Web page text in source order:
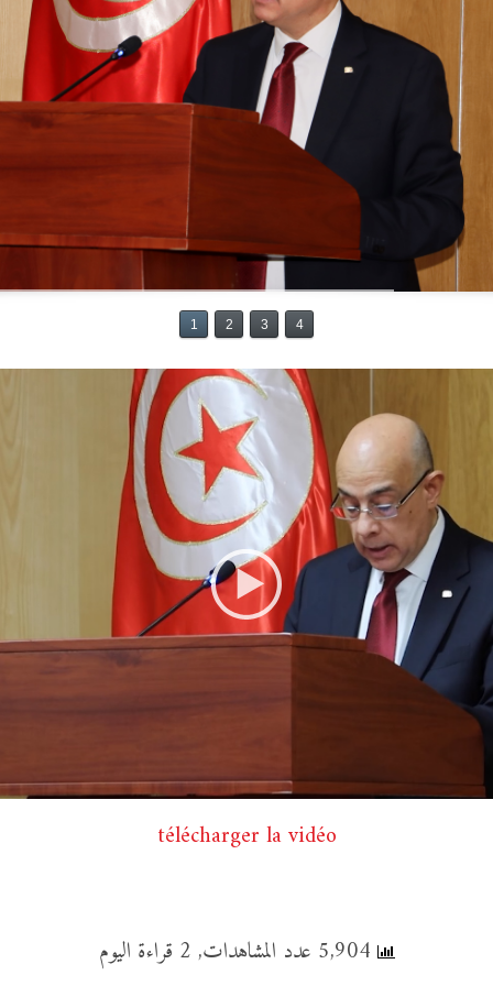
1 2 3 4
télécharger la vidéo